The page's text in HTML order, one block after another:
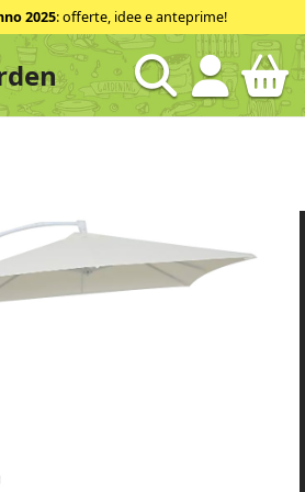
2025: offerte, idee e anteprime!